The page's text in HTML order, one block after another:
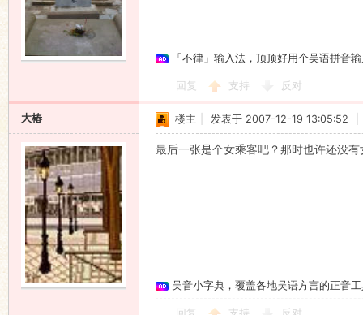
「不律」输入法，顶顶好用个吴语拼音
回复 支持 反对
大椿 楼主 发表于 2007-12-19 13:05:52
最后一张是个女乘客吧？那时也许还没
吴音小字典，覆盖各地吴语方言的正音